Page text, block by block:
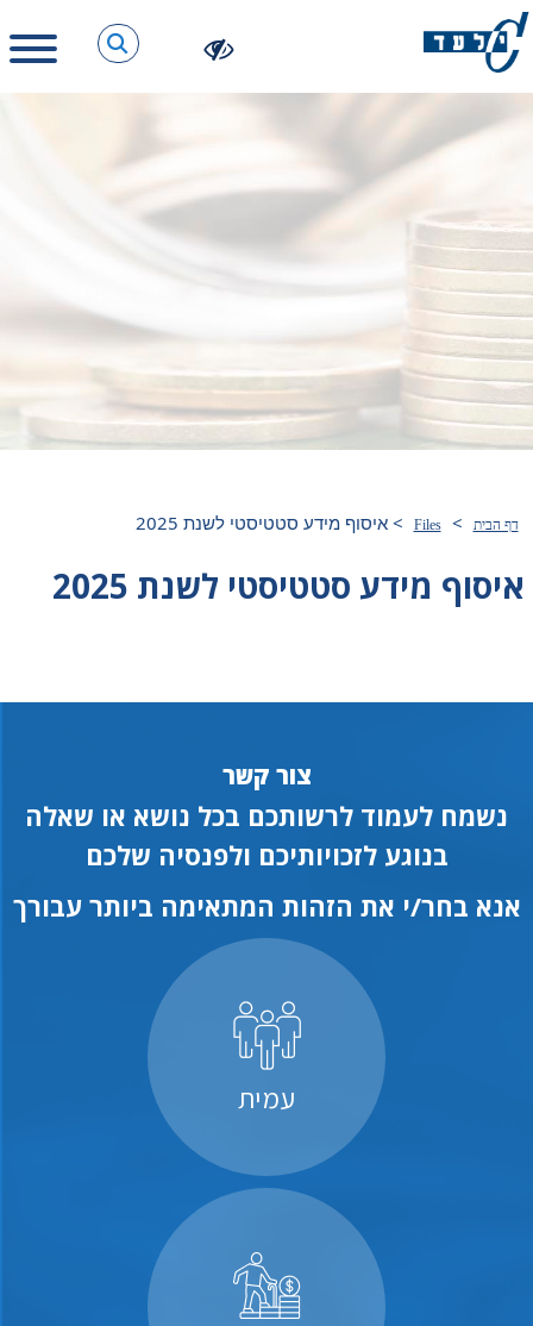
דף הבית >
Files
>איסוף מידע סטטיסטי לשנת 2025
איסוף מידע סטטיסטי לשנת 2025
צור קשר
נשמח לעמוד לרשותכם בכל נושא או שאלה
בנוגע לזכויותיכם ולפנסיה שלכם
אנא בחר/י את הזהות המתאימה ביותר עבורך
עמית